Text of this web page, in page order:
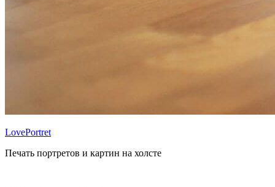
LovePortret
Печать портретов и картин на холсте